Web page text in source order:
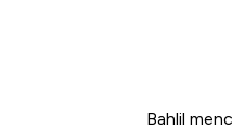
Bahlil